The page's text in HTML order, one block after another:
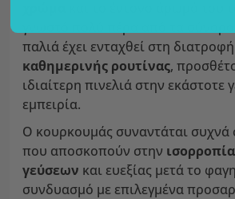
παλιά έχει ενταχθεί στη
καθημερινής ρουτίνας,
ιδιαίτερη πινελιά στην εκάστοτε
εμπειρία.
Ο κουρκουμάς συναντάται συχνά
που αποσκοπούν στην
γεύσεων και ευεξίας μετά το
συνδυασμό με επιλεγμένα